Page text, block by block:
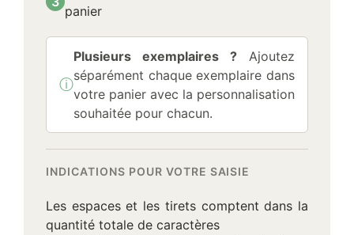
panier
ⓘ
Information :
Plusieurs exemplaires ? Ajoutez
séparément chaque exemplaire dans
votre panier avec la personnalisation
souhaitée pour chacun.
INDICATIONS POUR VOTRE SAISIE
Les espaces et les tirets comptent dans la
quantité totale de caractères